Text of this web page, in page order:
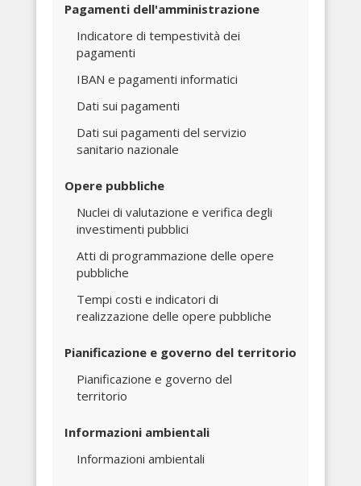
Pagamenti dell'amministrazione
Indicatore di tempestività dei
pagamenti
IBAN e pagamenti informatici
Dati sui pagamenti
Dati sui pagamenti del servizio
sanitario nazionale
Opere pubbliche
Nuclei di valutazione e verifica degli
investimenti pubblici
Atti di programmazione delle opere
pubbliche
Tempi costi e indicatori di
realizzazione delle opere pubbliche
Pianificazione e governo del territorio
Pianificazione e governo del
territorio
Informazioni ambientali
Informazioni ambientali